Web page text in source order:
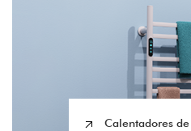
Calentadores